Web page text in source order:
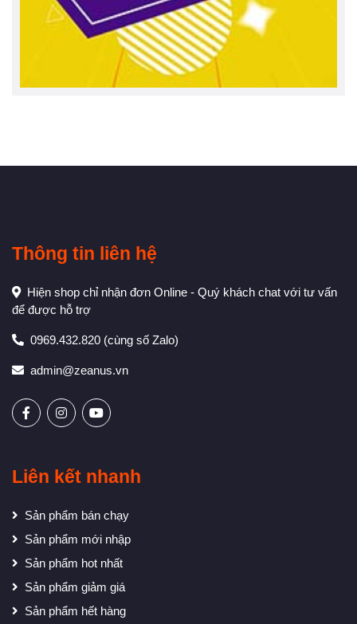
Thông tin liên hệ
Hiện shop chỉ nhận đơn Online - Quý khách chat với tư vấn
để được hỗ trợ
0969.432.820 (cùng số Zalo)
admin@zeanus.vn
Liên kết nhanh
Sản phẩm bán chạy
Sản phẩm mới nhập
Sản phẩm hot nhất
Sản phẩm giảm giá
Sản phẩm hết hàng